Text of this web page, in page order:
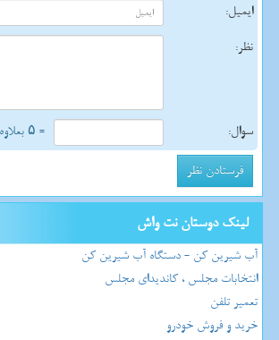
ایمیل:
نظر:
سوال: = ۵ بعلاوه ۴
لینک دوستان نت واش
آب شیرین کن - دستگاه آب شیرین کن
انتخابات مجلس ، کاندیدای مجلس
تعمیر تلفن
خرید و فروش خودرو